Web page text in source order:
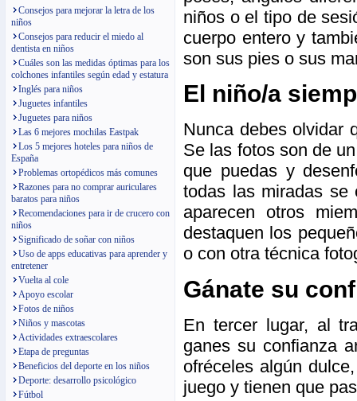
Consejos para mejorar la letra de los
niños
Consejos para reducir el miedo al
dentista en niños
Cuáles son las medidas óptimas para los
colchones infantiles según edad y estatura
Inglés para niños
Juguetes infantiles
Juguetes para niños
Las 6 mejores mochilas Eastpak
Los 5 mejores hoteles para niños de
España
Problemas ortopédicos más comunes
Razones para no comprar auriculares
baratos para niños
Recomendaciones para ir de crucero con
niños
Significado de soñar con niños
Uso de apps educativas para aprender y
entretener
Vuelta al cole
Apoyo escolar
Fotos de niños
Niños y mascotas
Actividades extraescolares
Etapa de preguntas
Beneficios del deporte en los niños
Deporte: desarrollo psicológico
Fútbol
niños o el tipo de
cuerpo entero y
son sus pies o sus
El niño/a
Nunca debes olvidar
Se las fotos son de
que puedas y
todas las miradas se
aparecen otros
destaquen los
o con otra técnica
Gánate su
En tercer lugar, al
ganes su confianza
ofréceles algún
juego y tienen que